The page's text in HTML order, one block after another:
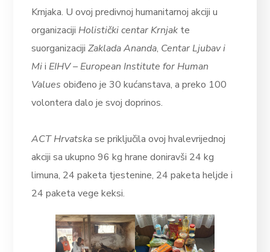
Krnjaka. U ovoj predivnoj humanitarnoj akciji u
organizaciji Holistički centar Krnjak te
suorganizacijiZaklada Ananda, Centar Ljubav i
Mii EIHV – European Institute for Human
Values obiđeno je 30 kućanstava, a preko 100
volontera dalo je svoj doprinos.
ACT Hrvatskase priključila ovoj hvalevrijednoj
akciji sa ukupno 96 kg hrane doniravši 24 kg
limuna, 24 paketa tjestenine, 24 paketa heljde i
24 paketa vege keksi.